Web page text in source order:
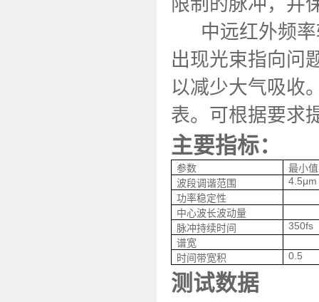
限制的脉冲，并
中远红外频率
出现光束指向问
以减少大气吸收
表。可根据要求
主要指标：
参数
最小值
波段调谐范围
4.5μm
功率稳定性
中心波长波动量
脉冲持续时间
350fs
谱宽
时间带宽积
0.5
测试数据